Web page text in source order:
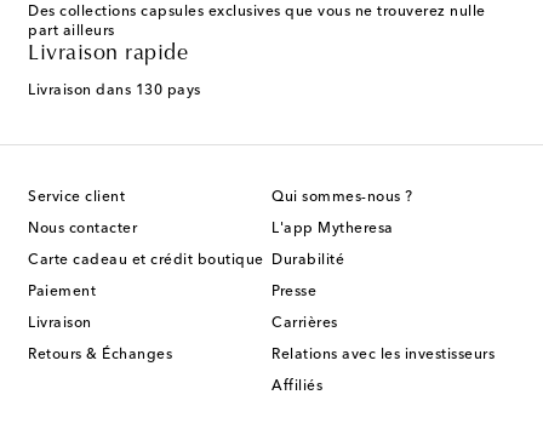
Des collections capsules exclusives que vous ne trouverez nulle
part ailleurs
Livraison rapide
Livraison dans 130 pays
Service client
Nous contacter
Carte cadeau et crédit boutique
Paiement
Livraison
Retours & Échanges
Qui sommes-nous ?
L'app Mytheresa
Durabilité
Presse
Carrières
Relations avec les investisseurs
Affiliés